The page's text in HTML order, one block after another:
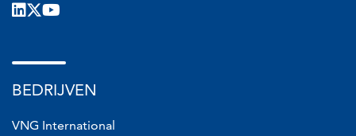
LinkedIn
X
BEDRIJVEN
VNG International